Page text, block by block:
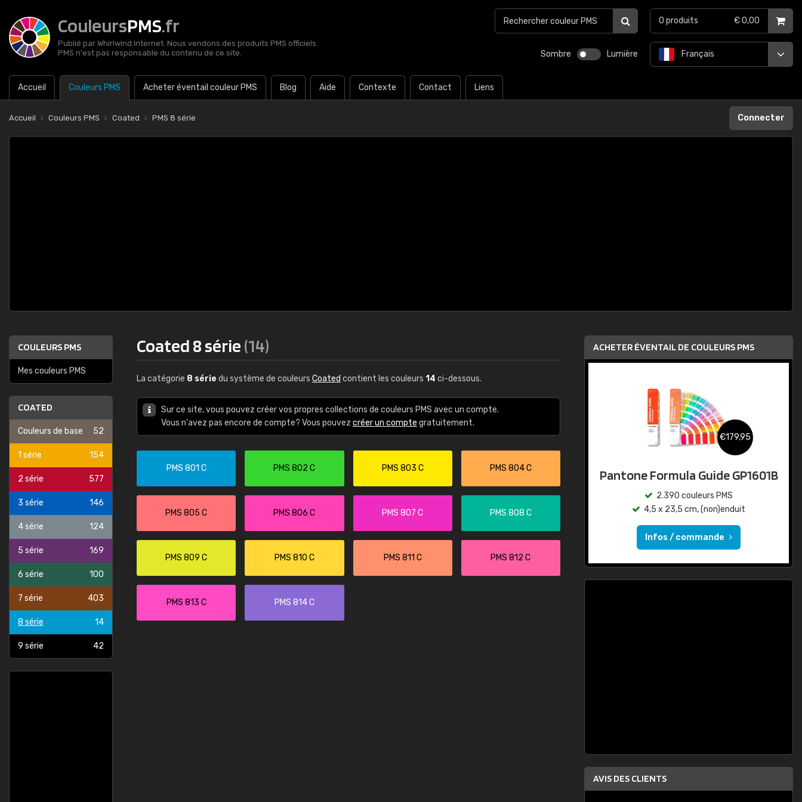
CouleursPMS.fr
Publié par Whirlwind Internet. Nous vendons des produits PMS officiels.
PMS n'est pas responsable du contenu de ce site.
Sombre Lumière
Accueil Couleurs PMS Acheter éventail couleur PMS Blog Aide Contexte Contact Liens
Français
0 produits € 0,00
Accueil Couleurs PMS Coated PMS 8 série Connecter
COULEURS PMS
Mes couleurs PMS
COATED
Couleurs de base 52
1 série 154
2 série 577
3 série 146
4 série 124
5 série 169
6 série 100
7 série 403
8 série 14
9 série 42
Coated 8 série(14)
La catégorie 8 série du système de couleurs Coated contient les couleurs 14 ci-dessous.
Sur ce site, vous pouvez créer vos propres collections de couleurs PMS avec un compte.
Vous n'avez pas encore de compte? Vous pouvez créer un compte gratuitement.
PMS 801 C PMS 802 C PMS 803 C PMS 804 C
PMS 805 C PMS 806 C PMS 807 C PMS 808 C
PMS 809 C PMS 810 C PMS 811 C PMS 812 C
PMS 813 C PMS 814 C
ACHETER ÉVENTAIL DE COULEURS PMS
€179,95
Pantone Formula Guide GP1601B
2.390 couleurs PMS
4,5 x 23,5 cm, (non)enduit
Infos / commande
AVIS DES CLIENTS